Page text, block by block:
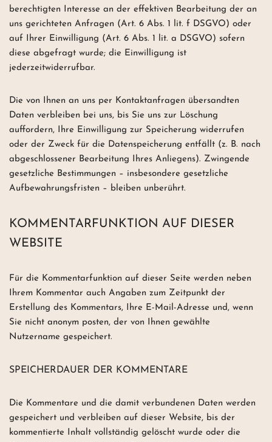
berechtigten Interesse an der effektiven Bearbeitung der an
uns gerichteten Anfragen (Art. 6 Abs. 1 lit. f DSGVO) oder
auf Ihrer Einwilligung (Art. 6 Abs. 1 lit. a DSGVO) sofern
diese abgefragt wurde; die Einwilligung ist
jederzeitwiderrufbar.
Die von Ihnen an uns per Kontaktanfragen übersandten
Daten verbleiben bei uns, bis Sie uns zur Löschung
auffordern, Ihre Einwilligung zur Speicherung widerrufen
oder der Zweck für die Datenspeicherung entfällt (z. B. nach
abgeschlossener Bearbeitung Ihres Anliegens). Zwingende
gesetzliche Bestimmungen – insbesondere gesetzliche
Aufbewahrungsfristen – bleiben unberührt.
KOMMENTARFUNKTION AUF DIESER
WEBSITE
Für die Kommentarfunktion auf dieser Seite werden neben
Ihrem Kommentar auch Angaben zum Zeitpunkt der
Erstellung des Kommentars, Ihre E-Mail-Adresse und, wenn
Sie nicht anonym posten, der von Ihnen gewählte
Nutzername gespeichert.
SPEICHERDAUER DER KOMMENTARE
Die Kommentare und die damit verbundenen Daten werden
gespeichert und verbleiben auf dieser Website, bis der
kommentierte Inhalt vollständig gelöscht wurde oder die